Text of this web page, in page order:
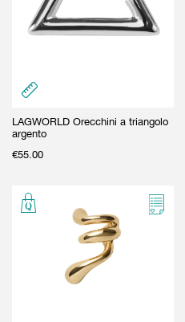
LAGWORLD Orecchini a triangolo
argento
€55.00